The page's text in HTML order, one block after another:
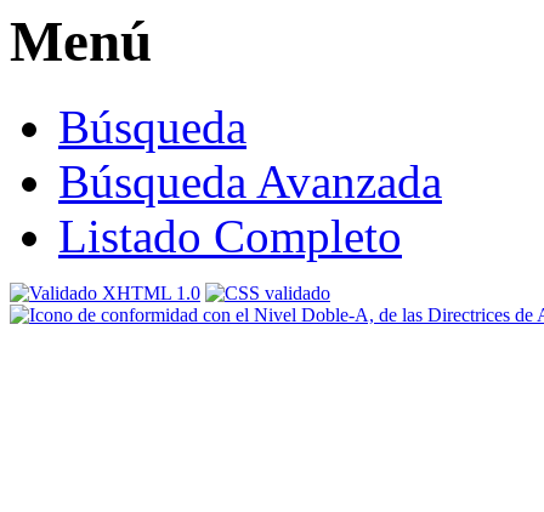
Menú
Búsqueda
Búsqueda Avanzada
Listado Completo